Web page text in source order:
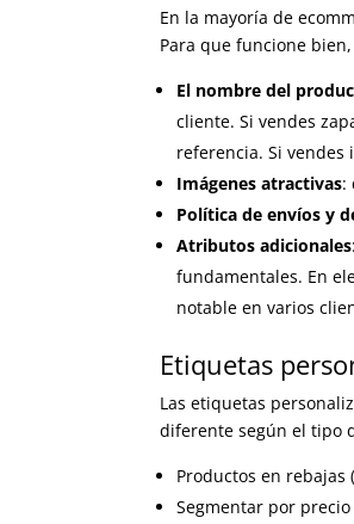
En la mayoría de
Para que funcione
El nombre del
cliente. Si vendes
referencia. Si vendes
Imágenes atractivas:
Política de envíos y
Atributos adicionales
fundamentales. En
notable en varios
Etiquetas
Las etiquetas
diferente según el tipo
Productos en
Segmentar por